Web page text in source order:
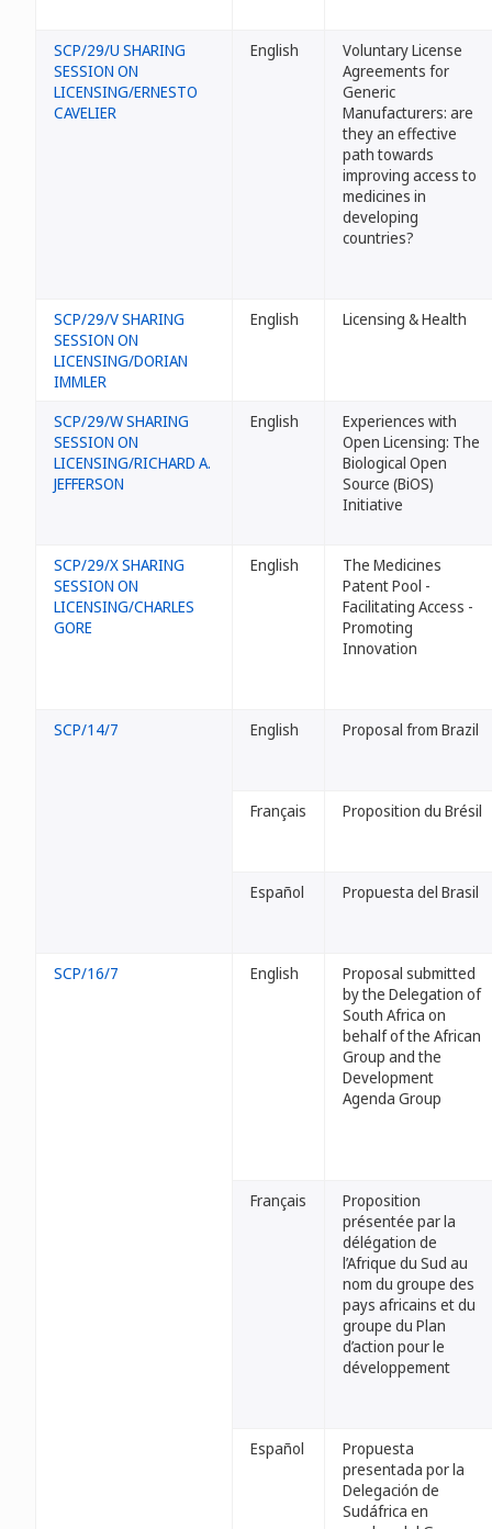
SCP/29/U SHARING
SESSION ON
LICENSING/ERNESTO
CAVELIER
English
Voluntary License
Agreements for
Generic
Manufacturers: are
they an effective
path towards
improving access to
medicines in
developing
countries?
SCP/29/V SHARING
SESSION ON
LICENSING/DORIAN
IMMLER
English Licensing & Health
SCP/29/W SHARING
SESSION ON
LICENSING/RICHARD A.
JEFFERSON
English
Experiences with
Open Licensing: The
Biological Open
Source (BiOS)
Initiative
SCP/29/X SHARING
SESSION ON
LICENSING/CHARLES
GORE
English
The Medicines
Patent Pool -
Facilitating Access -
Promoting
Innovation
SCP/14/7 English Proposal from Brazil
Français Proposition du Brésil
Español Propuesta del Brasil
SCP/16/7 English
Proposal submitted
by the Delegation of
South Africa on
behalf of the African
Group and the
Development
Agenda Group
Français
Proposition
présentée par la
délégation de
l’Afrique du Sud au
nom du groupe des
pays africains et du
groupe du Plan
d’action pour le
développement
Español
Propuesta
presentada por la
Delegación de
Sudáfrica en